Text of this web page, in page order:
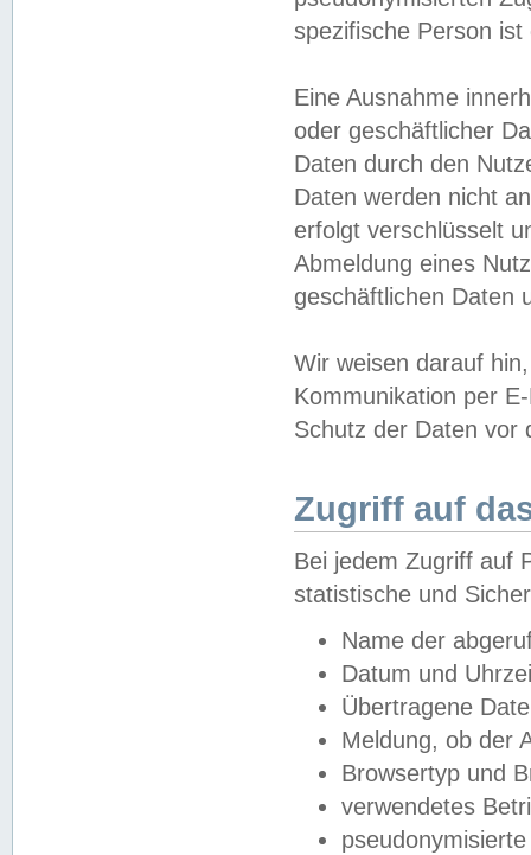
spezifische Person
Eine Ausnahme
oder geschäftlicher
Daten durch den
Daten werden nicht
erfolgt verschlüsselt
Abmeldung eines
geschäftlichen Daten
Wir weisen darauf
Kommunikation per
Schutz der Daten vor
Zugriff auf
Bei jedem Zugriff auf
statistische und
Name der
Datum und
Übertragene
Meldung, ob der
Browsertyp und
verwendetes